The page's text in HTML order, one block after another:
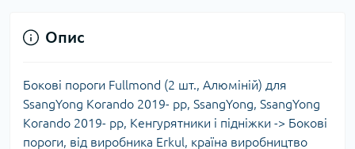
Опис
Бокові пороги Fullmond (2 шт., Алюміній) для
SsangYong Korando 2019- рр, SsangYong, SsangYong
Korando 2019- рр, Кенгурятники і підніжки -> Бокові
пороги, від виробника Erkul, країна виробництво